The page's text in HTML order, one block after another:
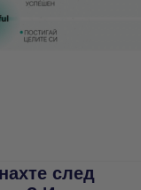
след